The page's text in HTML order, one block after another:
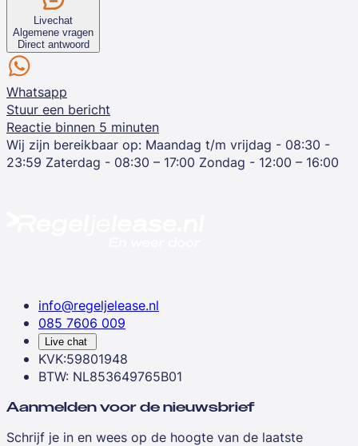
Livechat
Algemene vragen
Direct antwoord
Whatsapp
Stuur een bericht
Reactie binnen 5 minuten
Wij zijn bereikbaar op: Maandag t/m vrijdag - 08:30 -
23:59 Zaterdag - 08:30 – 17:00 Zondag - 12:00 – 16:00
info@regeljelease.nl
085 7606 009
Live chat
KVK:59801948
BTW: NL853649765B01
Aanmelden voor de nieuwsbrief
Schrijf je in en wees op de hoogte van de laatste